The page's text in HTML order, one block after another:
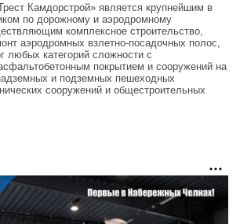
Камдорстрой» является крупнейшим в
по дорожному и аэродромному
комплексное строительство,
аэродромных взлетно-посадочных полос,
любых категорий сложности с
покрытием и сооружений на
и подземных пешеходных
сооружений и общестроительных